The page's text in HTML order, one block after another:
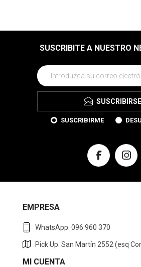
SUSCRIBITE A NUESTRO
SUSCRIBIRSE
SUSCRIBIRME
EMPRESA
WhatsApp: 096 960 370
Pick Up: San Martín 2552 (esq
MI CUENTA